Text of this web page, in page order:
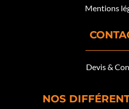
Mentions
Devis &
NOS